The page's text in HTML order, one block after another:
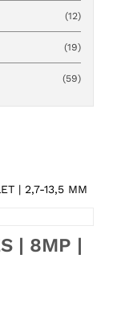
(12)
(19)
(59)
| 2,7-13,5 MM
| 8MP |